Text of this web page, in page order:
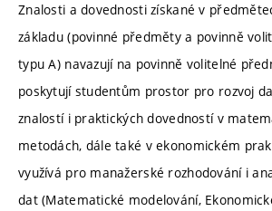
Znalosti a dovednosti získané v
základu (povinné předměty a povinně
typu A) navazují na povinně volitelné
poskytují studentům prostor pro rozvoj
znalostí i praktických dovedností v
metodách, dále také v ekonomickém
využívá pro manažerské rozhodování i
dat (Matematické modelování,